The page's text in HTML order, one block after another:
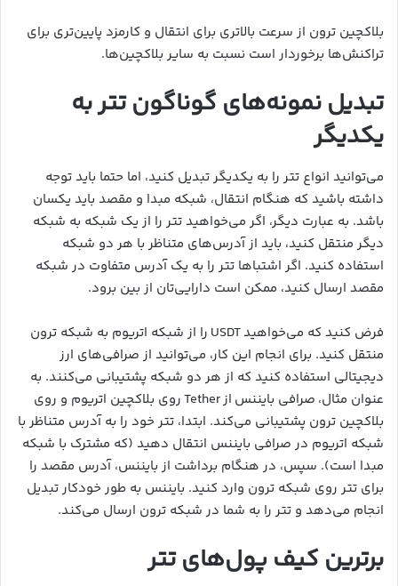
بلاکچین ترون از سرعت بالاتری برای انتقال و کارمزد پایین‌تری برای
تراکنش‌ها برخوردار است نسبت به سایر بلاکچین‌ها.
تبدیل نمونه‌های گوناگون تتر به
یکدیگر
می‌توانید انواع تتر را به یکدیگر تبدیل کنید، اما حتما باید توجه
داشته باشید که هنگام انتقال، شبکه مبدا و مقصد باید یکسان
باشد. به عبارت دیگر، اگر می‌خواهید تتر را از یک شبکه به شبکه
دیگر منتقل کنید، باید از آدرس‌های متناظر با هر دو شبکه
استفاده کنید. اگر اشتباها تتر را به یک آدرس متفاوت در شبکه
مقصد ارسال کنید، ممکن است دارایی‌تان از بین برود.
فرض کنید که می‌خواهید USDT را از شبکه اتریوم به شبکه ترون
منتقل کنید. برای انجام این کار، می‌توانید از صرافی‌های ارز
دیجیتالی استفاده کنید که از هر دو شبکه پشتیبانی می‌کنند. به
عنوان مثال، صرافی بایننس از Tether روی بلاکچین اتریوم و روی
بلاکچین ترون پشتیبانی می‌کند. ابتدا، تتر خود را به آدرس متناظر با
شبکه اتریوم در صرافی بایننس انتقال دهید (که مشترک با شبکه
مبدا است). سپس، در هنگام برداشت از بایننس، آدرس مقصد را
برای تتر روی شبکه ترون وارد کنید. بایننس به طور خودکار تبدیل
انجام می‌دهد و تتر را به شما در شبکه ترون ارسال می‌کند.
برترین کیف پول‌های تتر